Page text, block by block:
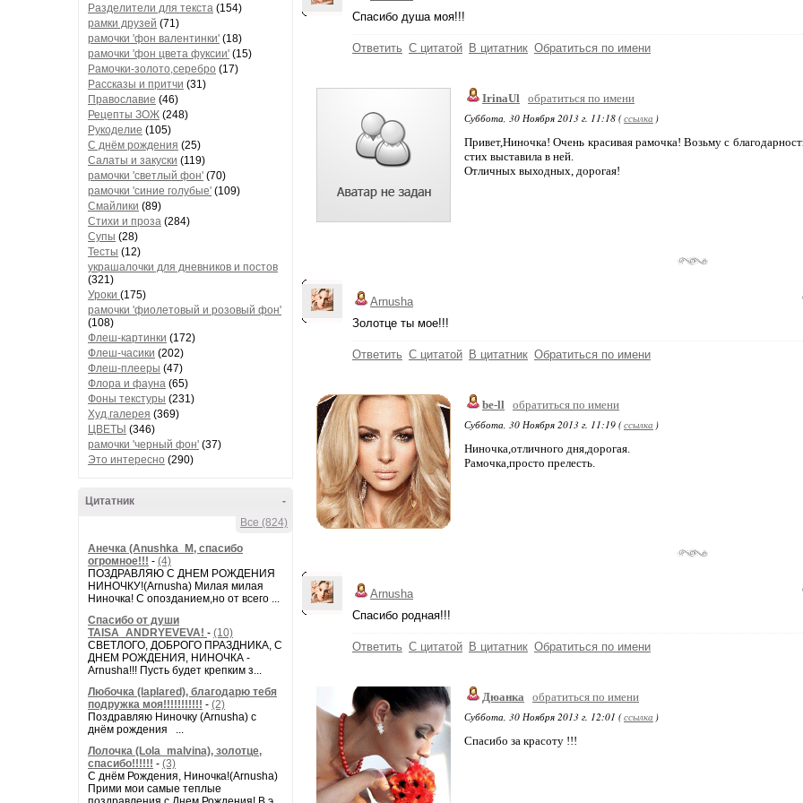
Разделители для текста (154)
рамки друзей (71)
рамочки 'фон валентинки' (18)
рамочки 'фон цвета фуксии' (15)
Рамочки-золото,серебро (17)
Рассказы и притчи (31)
Православие (46)
Рецепты ЗОЖ (248)
Рукоделие (105)
С днём рождения (25)
Салаты и закуски (119)
рамочки 'светлый фон' (70)
рамочки 'синие голубые' (109)
Смайлики (89)
Стихи и проза (284)
Супы (28)
Тесты (12)
украшалочки для дневников и постов
(321)
Уроки (175)
рамочки 'фиолетовый и розовый фон'
(108)
Флеш-картинки (172)
Флеш-часики (202)
Флеш-плееры (47)
Флора и фауна (65)
Фоны текстуры (231)
Худ.галерея (369)
ЦВЕТЫ (346)
рамочки 'черный фон' (37)
Это интересно (290)
-
Цитатник
Все (824)
Анечка (Anushka_M, спасибо
огромное!!! - (4)
ПОЗДРАВЛЯЮ С ДНЕМ РОЖДЕНИЯ
НИНОЧКУ!(Arnusha) Милая милая
Ниночка! С опозданием,но от всего ...
Спасибо от души
TAISA_ANDRYEVEVA! - (10)
СВЕТЛОГО, ДОБРОГО ПРАЗДНИКА, С
ДНЕМ РОЖДЕНИЯ, НИНОЧКА -
Arnusha!!! Пусть будет крепким з...
Любочка (laplared), благодарю тебя
подружка моя!!!!!!!!!!! - (2)
Поздравляю Ниночку (Arnusha) с
днём рождения ...
Лолочка (Lola_malvina), золотце,
спасибо!!!!!! - (3)
С днём Рождения, Ниночка!(Аrnusha)
Прими мои самые теплые
Спасибо душа моя!!!
Ответить С цитатой В цитатник Обратиться по имени
IrinaUl обратиться по имени
Суббота, 30 Ноября 2013 г. 11:18 (ссылка )
Привет,Ниночка! Очень красивая рамочка! Возьму с
стих выставила в ней.
Отличных выходных, дорогая!
Arnusha
Золотце ты мое!!!
Ответить С цитатой В цитатник Обратиться по имени
be-ll обратиться по имени
Суббота, 30 Ноября 2013 г. 11:19 (ссылка )
Ниночка,отличного дня,дорогая.
Рамочка,просто прелесть.
Arnusha
Спасибо родная!!!
Ответить С цитатой В цитатник Обратиться по имени
Дюанка
обратиться по имени
Суббота, 30 Ноября 2013 г. 12:01 (ссылка )
Спасибо за красоту !!!